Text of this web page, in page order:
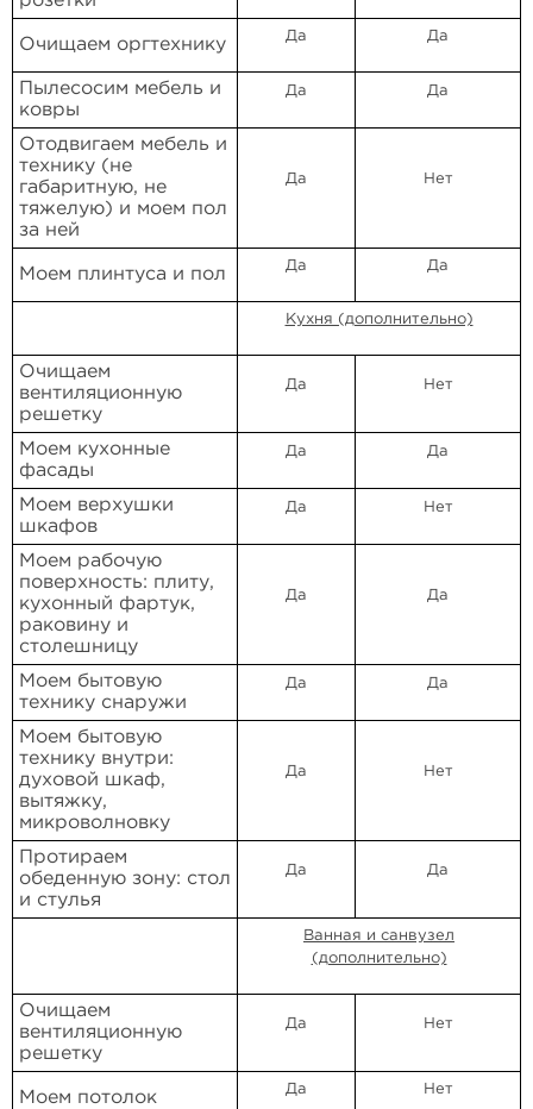
Очищаем оргтехнику Да Да
Пылесосим мебель и
ковры
Да Да
Отодвигаем мебель и
технику (не
габаритную, не
тяжелую) и моем пол
за ней
Да Нет
Моем плинтуса и пол Да Да
Кухня (дополнительно)
Очищаем
вентиляционную
решетку
Да Нет
Моем кухонные
фасады
Да Да
Моем верхушки
шкафов
Да Нет
Моем рабочую
поверхность: плиту,
кухонный фартук,
раковину и
столешницу
Да Да
Моем бытовую
технику снаружи
Да Да
Моем бытовую
технику внутри:
духовой шкаф,
вытяжку,
микроволновку
Да Нет
Протираем
обеденную зону: стол
и стулья
Да Да
Ванная и санвузел
(дополнительно)
Очищаем
вентиляционную
решетку
Да Нет
Моем потолок Да Нет